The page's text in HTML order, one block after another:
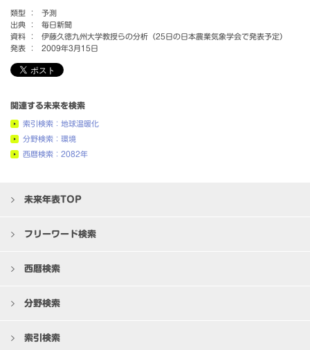
類型 ：
予測
出典 ：
毎日新聞
資料 ：
伊藤久徳九州大学教授らの分析（25日の日本農業気象学会で発表予定）
発表 ：
2009年3月15日
関連する未来を検索
索引検索：地球温暖化
分野検索：環境
西暦検索：2082年
未来年表TOP
フリーワード検索
西暦検索
分野検索
索引検索